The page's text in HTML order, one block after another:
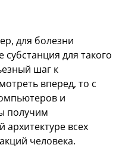
для болезни
для такого
шаг к
вперед, то с
и
получим
архитектуре всех
человека.